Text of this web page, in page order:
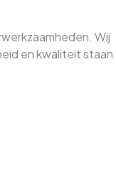
Wij
en kwaliteit staan